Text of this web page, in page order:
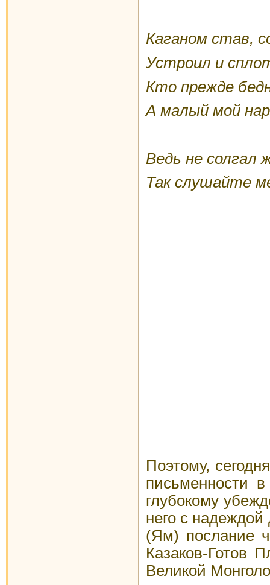
Каганом став,
Устроил и
Кто прежде
А малый мой
Ведь не солгал
Так слушайте
Поэтому,
письменности
глубокому
него с
(Ям) послание
Казаков-Готов
Великой